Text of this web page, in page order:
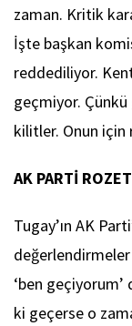
zaman. Kritik
İşte başkan
reddediliyor.
geçmiyor. Çünkü
kilitler. Onun için
AK PARTİ
Tugay’ın AK
değerlendirmeler
‘ben
ki geçerse o